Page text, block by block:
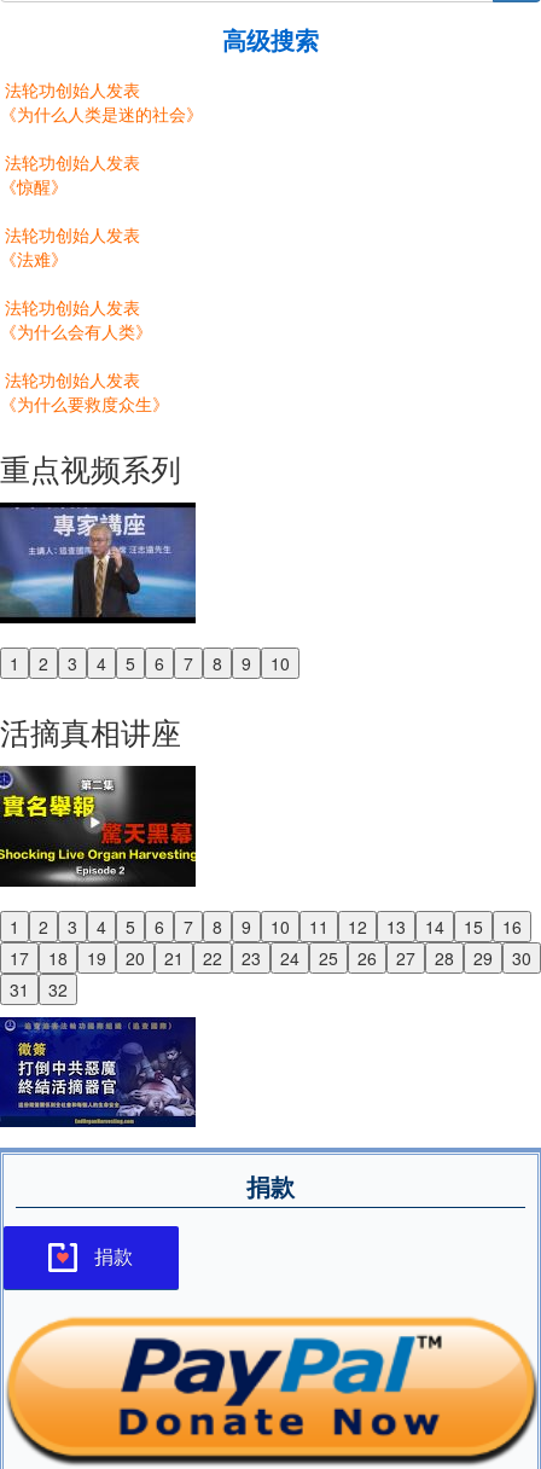
高级搜索
法轮功创始人发表
《为什么人类是迷的社会》
法轮功创始人发表
《惊醒》
法轮功创始人发表
《法难》
法轮功创始人发表
《为什么会有人类》
法轮功创始人发表
《为什么要救度众生》
重点视频系列
1 2 3 4 5 6 7 8 9 10
Previous
活摘真相讲座
1 2 3 4 5 6 7 8 9 10 11 12 13 14 15
16
17
18 19 20 21 22 23 24 25 26 27 28 29
30
31
32
Previous
Next
捐款
捐款